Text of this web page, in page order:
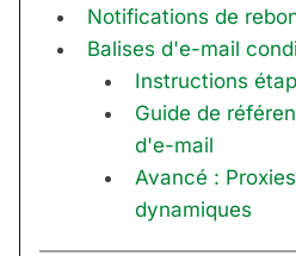
Notifications de
Balises d'e-mail
Instructions
Guide de
d'e-mail
Avancé :
dynamiques